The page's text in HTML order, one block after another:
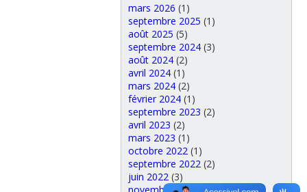
mars 2026 (1)
septembre 2025 (1)
août 2025 (5)
septembre 2024(3)
août 2024(2)
avril 2024(1)
mars 2024(2)
février 2024(1)
septembre 2023 (2)
avril 2023 (2)
mars 2023 (1)
octobre 2022 (1)
septembre 2022 (2)
juin 2022 (3)